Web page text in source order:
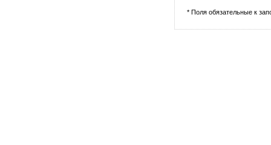
* Поля обязательные к